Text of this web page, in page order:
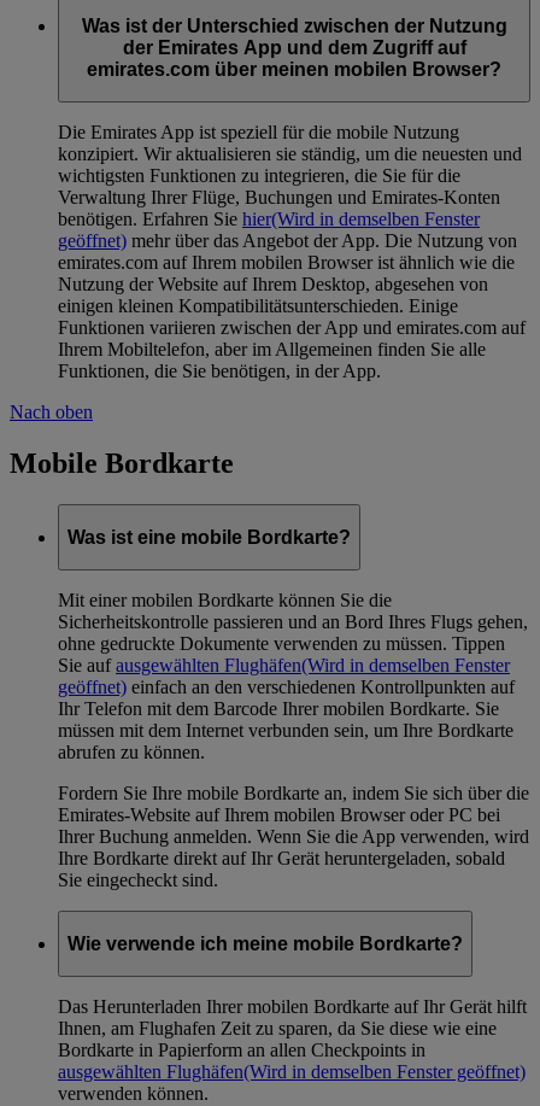
Was ist der Unterschied zwischen der Nutzung
der Emirates App und dem Zugriff auf
emirates.com über meinen mobilen Browser?
Die Emirates App ist speziell für die mobile Nutzung
konzipiert. Wir aktualisieren sie ständig, um die neuesten und
wichtigsten Funktionen zu integrieren, die Sie für die
Verwaltung Ihrer Flüge, Buchungen und Emirates-Konten
benötigen. Erfahren Sie hier(Wird in demselben Fenster
geöffnet) mehr über das Angebot der App. Die Nutzung von
emirates.com auf Ihrem mobilen Browser ist ähnlich wie die
Nutzung der Website auf Ihrem Desktop, abgesehen von
einigen kleinen Kompatibilitätsunterschieden. Einige
Funktionen variieren zwischen der App und emirates.com auf
Ihrem Mobiltelefon, aber im Allgemeinen finden Sie alle
Funktionen, die Sie benötigen, in der App.
Nach oben
Mobile Bordkarte
Was ist eine mobile Bordkarte?
Mit einer mobilen Bordkarte können Sie die
Sicherheitskontrolle passieren und an Bord Ihres Flugs gehen,
ohne gedruckte Dokumente verwenden zu müssen. Tippen
Sie aufausgewählten Flughäfen(Wird in demselben Fenster
geöffnet) einfach an den verschiedenen Kontrollpunkten auf
Ihr Telefon mit dem Barcode Ihrer mobilen Bordkarte. Sie
müssen mit dem Internet verbunden sein, um Ihre Bordkarte
abrufen zu können.
Fordern Sie Ihre mobile Bordkarte an, indem Sie sich über die
Emirates-Website auf Ihrem mobilen Browser oder PC bei
Ihrer Buchung anmelden. Wenn Sie die App verwenden, wird
Ihre Bordkarte direkt auf Ihr Gerät heruntergeladen, sobald
Sie eingecheckt sind.
Wie verwende ich meine mobile Bordkarte?
Das Herunterladen Ihrer mobilen Bordkarte auf Ihr Gerät hilft
Ihnen, am Flughafen Zeit zu sparen, da Sie diese wie eine
Bordkarte in Papierform an allen Checkpoints in
ausgewählten Flughäfen(Wird in demselben Fenster geöffnet)
verwenden können.